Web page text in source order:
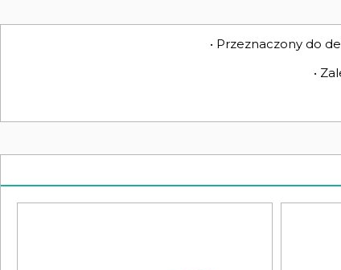
• Przeznaczony do
•